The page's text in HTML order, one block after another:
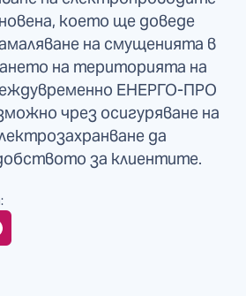
което ще доведе
на смущенията в
на територията на
ЕНЕРГО-ПРО
чрез осигуряване на
да
за клиентите.